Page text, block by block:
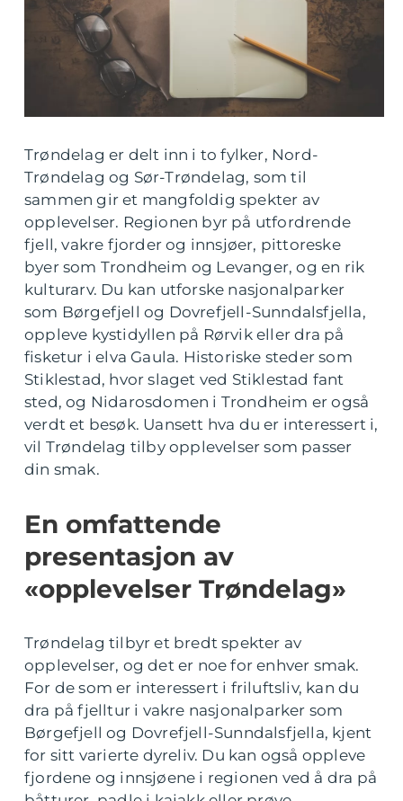
Trøndelag er delt inn i to fylker, Nord-
Trøndelag og Sør-Trøndelag, som til
sammen gir et mangfoldig spekter av
opplevelser. Regionen byr på utfordrende
fjell, vakre fjorder og innsjøer, pittoreske
byer som Trondheim og Levanger, og en rik
kulturarv. Du kan utforske nasjonalparker
som Børgefjell og Dovrefjell-Sunndalsfjella,
oppleve kystidyllen på Rørvik eller dra på
fisketur i elva Gaula. Historiske steder som
Stiklestad, hvor slaget ved Stiklestad fant
sted, og Nidarosdomen i Trondheim er også
verdt et besøk. Uansett hva du er interessert i,
vil Trøndelag tilby opplevelser som passer
din smak.
En omfattende
presentasjon av
«opplevelser Trøndelag»
Trøndelag tilbyr et bredt spekter av
opplevelser, og det er noe for enhver smak.
For de som er interessert i friluftsliv, kan du
dra på fjelltur i vakre nasjonalparker som
Børgefjell og Dovrefjell-Sunndalsfjella, kjent
for sitt varierte dyreliv. Du kan også oppleve
fjordene og innsjøene i regionen ved å dra på